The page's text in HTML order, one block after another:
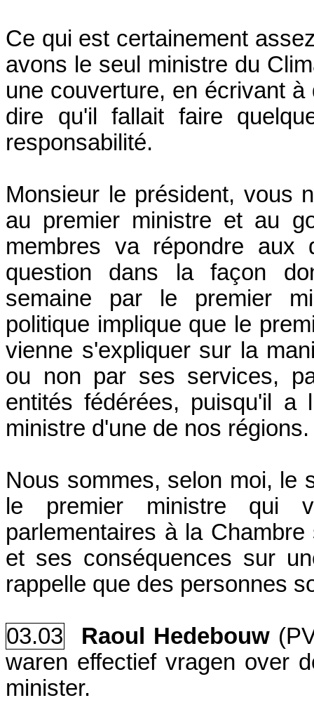
Ce qui est certainement
avons le seul ministre du
une couverture, en écrivant
dire qu'il fallait faire
responsabilité.
Monsieur le président, vous
au premier ministre et au
membres va répondre
question dans la façon
semaine par le premier
politique implique que le
vienne s'expliquer sur la
ou non par ses services,
entités fédérées, puisqu'il
ministre d'une de nos régions.
Nous sommes, selon moi, le
le premier ministre qui
parlementaires à la
et ses conséquences sur
rappelle que des personnes
03.03 Raoul Hedebouw
waren effectief vragen over
minister.